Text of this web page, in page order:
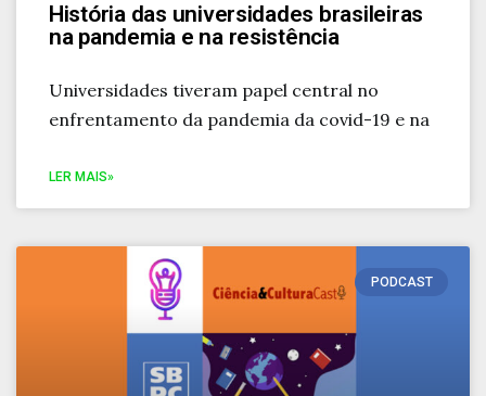
História das universidades brasileiras
na pandemia e na resistência
Universidades tiveram papel central no
enfrentamento da pandemia da covid-19 e na
LER MAIS»
PODCAST